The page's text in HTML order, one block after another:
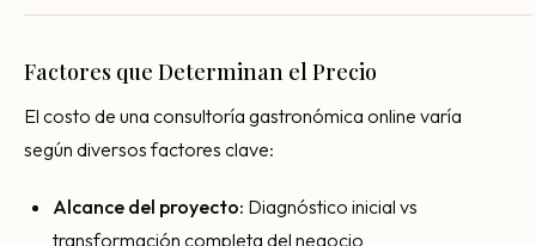
Factores que Determinan el Precio
El costo de una consultoría gastronómica online varía
según diversos factores clave:
Alcance del proyecto: Diagnóstico inicial vs
transformación completa del negocio